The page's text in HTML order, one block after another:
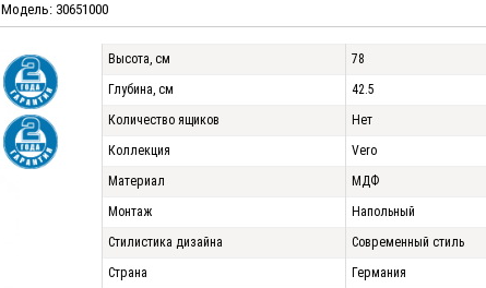
Модель: 30651000
Высота, см
78
Глубина, см
42.5
Количество ящиков
Нет
Коллекция
Vero
Материал
МДФ
Монтаж
Напольный
Стилистика дизайна
Современный стиль
Страна
Германия